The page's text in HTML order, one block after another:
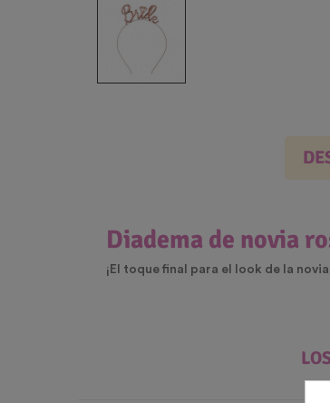
Diadema de novia
¡El toque final para el look de la